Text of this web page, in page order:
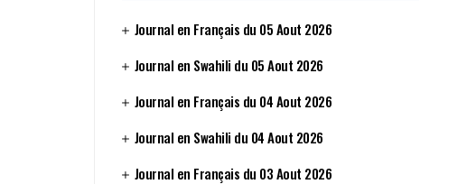
Journal en Français du 05 Aout 2026
Journal en Swahili du 05 Aout 2026
Journal en Français du 04 Aout 2026
Journal en Swahili du 04 Aout 2026
Journal en Français du 03 Aout 2026